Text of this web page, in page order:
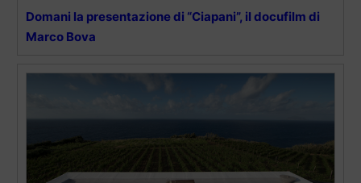
Domani la presentazione di “Ciapani”, il docufilm di
Marco Bova